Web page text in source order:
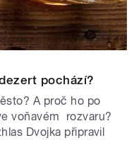
pochází?
A proč ho po
voňavém rozvaru?
Dvojka připravil